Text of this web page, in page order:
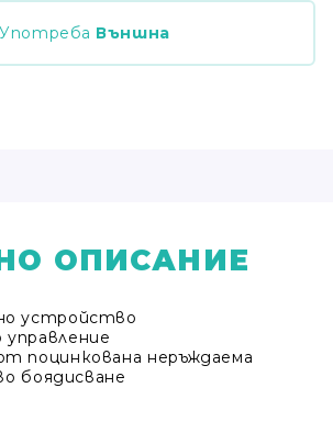
Употреба Външна
ОПИСАНИЕ
устройство
поцинкована неръждаема
боядисване